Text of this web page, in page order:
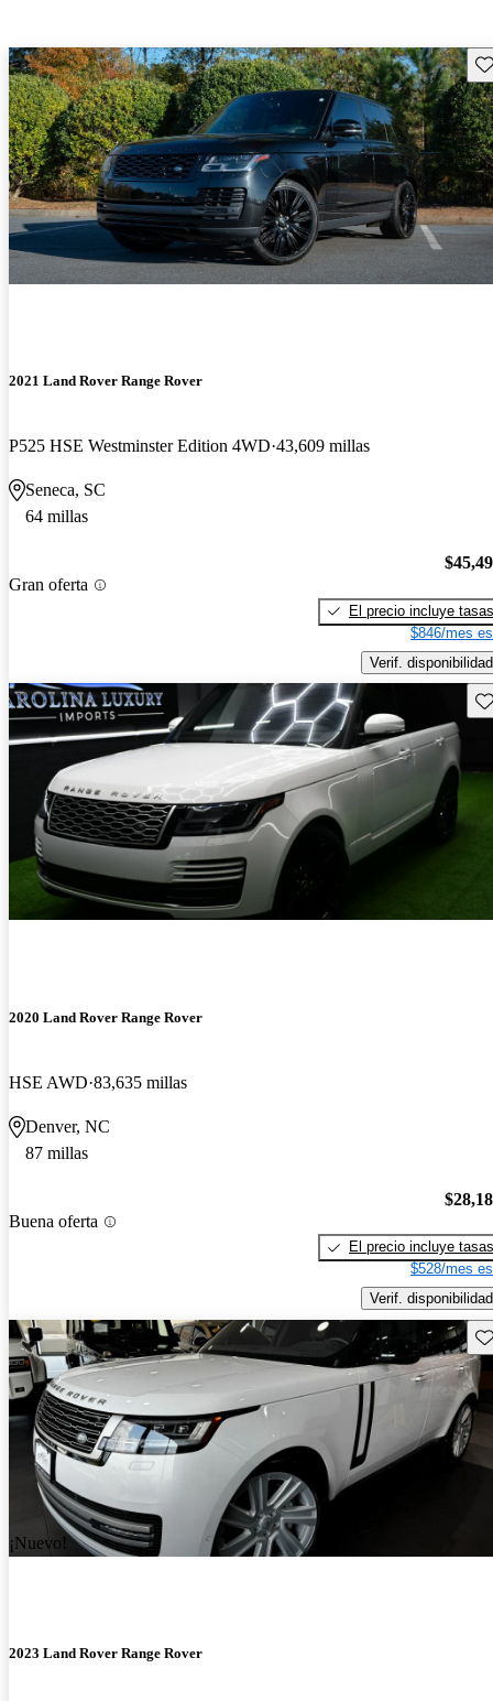
2021 Land Rover Range Rover
P525 HSE Westminster Edition 4WD 43,609 millas
Seneca, SC
64 millas
Gran oferta
El precio incluye tasas
$846/mes
Verif. disponibilidad
2020 Land Rover Range Rover
HSE AWD 83,635 millas
Denver, NC
87 millas
Buena oferta
El precio incluye tasas
$528/mes
Verif. disponibilidad
¡Nuevo!
2023 Land Rover Range Rover